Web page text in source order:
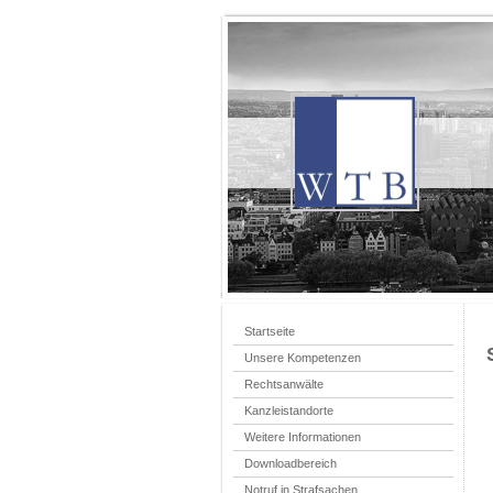
Startseite
Unsere Kompetenzen
Rechtsanwälte
Kanzleistandorte
Weitere Informationen
Downloadbereich
Notruf in Strafsachen